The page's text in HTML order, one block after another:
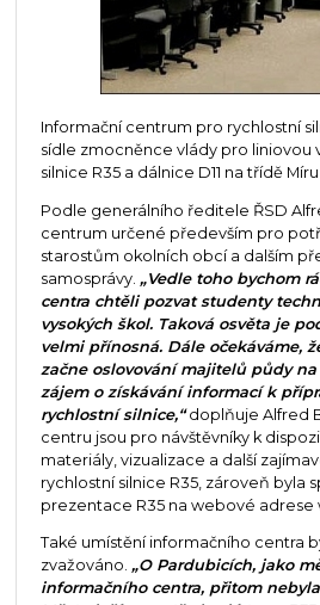
Informační centrum pro rychlostní
sídle zmocněnce vlády pro liniovou
silnice R35 a dálnice D11 na třídě
Podle generálního ředitele ŘSD
centrum určené především pro
starostům okolních obcí a dalším
samosprávy. „Vedle toho bychom
centra chtěli pozvat studenty
vysokých škol. Taková osvěta je
velmi přínosná. Dále očekáváme,
začne oslovování majitelů půdy na
zájem o získávání informací k
rychlostní silnice,“doplňuje Alfred
centru jsou pro návštěvníky k
materiály, vizualizace a další
rychlostní silnice R35, zároveň byla
prezentace R35 na webové adrese
Také umístění informačního centra
zvažováno. „O Pardubicích, jako
informačního centra, přitom